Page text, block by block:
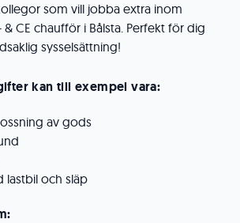
som vill jobba extra inom
CE chaufför i Bålsta. Perfekt för dig
sysselsättning!
kan till exempel vara:
av gods
lastbil och släp